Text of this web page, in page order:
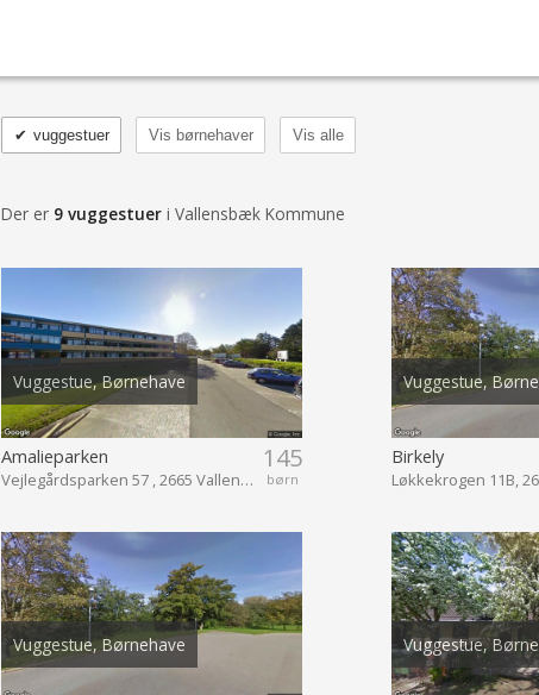
vuggestuer
✔ Vis børnehaver Vis alle
Der er 9 vuggestuer i Vallensbæk Kommune
Vuggestue, Børnehave
145
børn
Amalieparken
Vejlegårdsparken 57 , 2665 Vallensbæk Strand
Vuggestue,
Birkely
Løkkekrogen 11B,
Vuggestue, Børnehave Vuggestue,